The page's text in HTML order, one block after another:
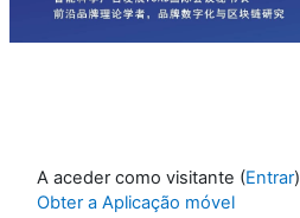
A aceder como visitante (Entrar)
Obter a Aplicação móvel